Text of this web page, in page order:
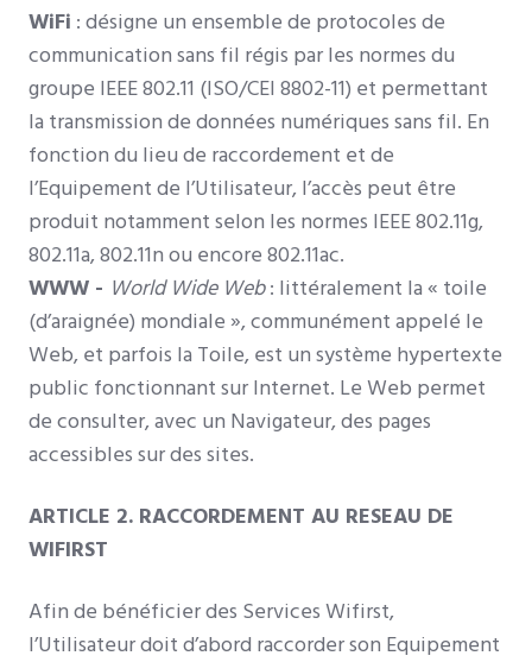
WiFi : désigne un ensemble de protocoles de
communication sans fil régis par les normes du
groupe IEEE 802.11 (ISO/CEI 8802-11) et permettant
la transmission de données numériques sans fil. En
fonction du lieu de raccordement et de
l’Equipement de l’Utilisateur, l’accès peut être
produit notamment selon les normes IEEE 802.11g,
802.11a, 802.11n ou encore 802.11ac.
WWW - World Wide Web: littéralement la « toile
(d’araignée) mondiale », communément appelé le
Web, et parfois la Toile, est un système hypertexte
public fonctionnant sur Internet. Le Web permet
de consulter, avec un Navigateur, des pages
accessibles sur des sites.
ARTICLE 2. RACCORDEMENT AU RESEAU DE
WIFIRST
Afin de bénéficier des Services Wifirst,
l’Utilisateur doit d’abord raccorder son Equipement